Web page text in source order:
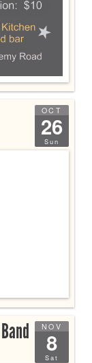
OCT
26
Sun
NOV
8
Sat